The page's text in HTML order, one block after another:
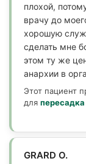
плохой,
врачу до
хорошую
сделать мне
этом ту же
анархии в
Этот пациент
для
GRARD O.